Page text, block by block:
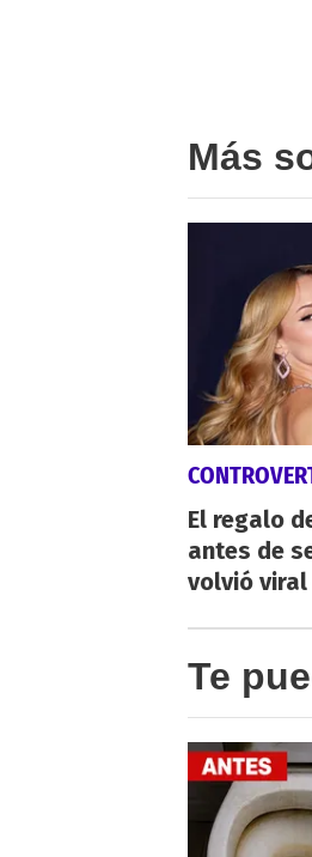
Más
El regalo
antes de
volvió viral
Te